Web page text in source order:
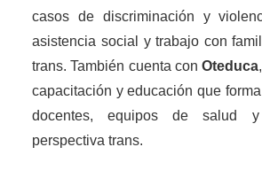
casos de discriminación y
asistencia social y trabajo con
trans. También cuenta conOteduca
capacitación y educación que
docentes, equipos de salud
perspectiva trans.